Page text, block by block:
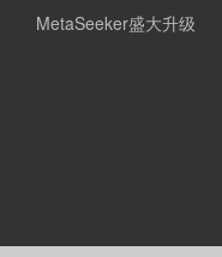
MetaSeeker盛大升级